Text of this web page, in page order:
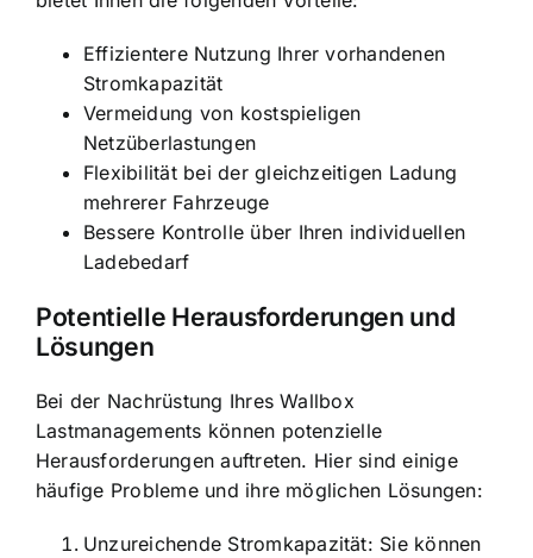
Effizientere Nutzung Ihrer vorhandenen
Stromkapazität
Vermeidung von kostspieligen
Netzüberlastungen
Flexibilität bei der gleichzeitigen Ladung
mehrerer Fahrzeuge
Bessere Kontrolle über Ihren individuellen
Ladebedarf
Potentielle Herausforderungen und
Lösungen
Bei der Nachrüstung Ihres Wallbox
Lastmanagements können potenzielle
Herausforderungen auftreten. Hier sind einige
häufige Probleme und ihre möglichen Lösungen:
Unzureichende Stromkapazität: Sie können